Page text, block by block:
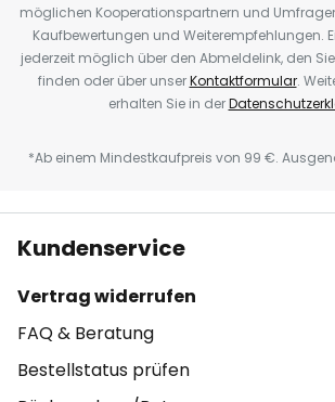
möglichen Kooperationspartnern und
Kaufbewertungen und Weiterempfehlungen.
jederzeit möglich über den Abmeldelink, den
finden oder über unserKontaktformular.
erhalten Sie in der
*Ab einem Mindestkaufpreis von 99 €.
Kundenservice
Vertrag widerrufen
FAQ & Beratung
Bestellstatus prüfen